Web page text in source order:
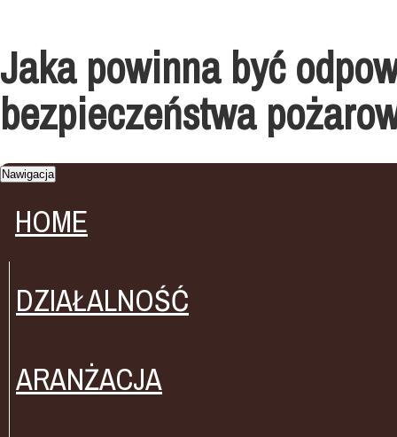
Jaka powinna być
bezpieczeństwa
Nawigacja
HOME
DZIAŁALNOŚĆ
ARANŻACJA